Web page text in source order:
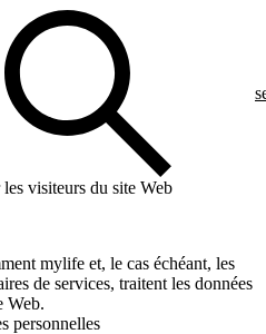
visiteurs du site Web
mylife et, le cas échéant, les
de services, traitent les données
Web.
personnelles